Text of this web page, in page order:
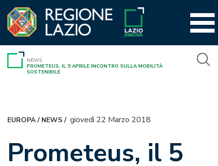
contenuto
NEWS
PROMETEUS, IL 5 APRILE INCONTRO SULLA MOBILITÀ
SOSTENIBILE
EUROPA/ NEWS/ giovedì 22 Marzo 2018
Prometeus, il 5